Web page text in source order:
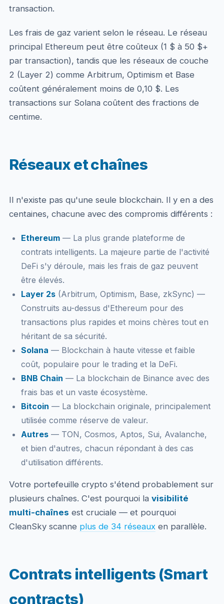
transaction.
Les frais de gaz varient selon le réseau. Le réseau
principal Ethereum peut être coûteux (1 $ à 50 $+
par transaction), tandis que les réseaux de couche
2 (Layer 2) comme Arbitrum, Optimism et Base
coûtent généralement moins de 0,10 $. Les
transactions sur Solana coûtent des fractions de
centime.
Réseaux et chaînes
Il n'existe pas qu'une seule blockchain. Il y en a des
centaines, chacune avec des compromis différents :
Ethereum— La plus grande plateforme de
contrats intelligents. La majeure partie de l'activité
DeFi s'y déroule, mais les frais de gaz peuvent
être élevés.
Layer 2s(Arbitrum, Optimism, Base, zkSync) —
Construits au-dessus d'Ethereum pour des
transactions plus rapides et moins chères tout en
héritant de sa sécurité.
Solana — Blockchain à haute vitesse et faible
coût, populaire pour le trading et la DeFi.
BNB Chain — La blockchain de Binance avec des
frais bas et un vaste écosystème.
Bitcoin — La blockchain originale, principalement
utilisée comme réserve de valeur.
Autres— TON, Cosmos, Aptos, Sui, Avalanche,
et bien d'autres, chacun répondant à des cas
d'utilisation différents.
Votre portefeuille crypto s'étend probablement sur
plusieurs chaînes. C'est pourquoi la visibilité
multi-chaînes est cruciale — et pourquoi
CleanSky scanne plus de 34 réseauxen parallèle.
Contrats intelligents (Smart
contracts)